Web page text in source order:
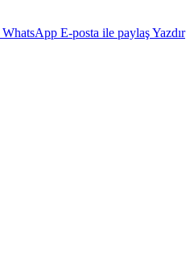
WhatsApp E-posta ile paylaşYazdır